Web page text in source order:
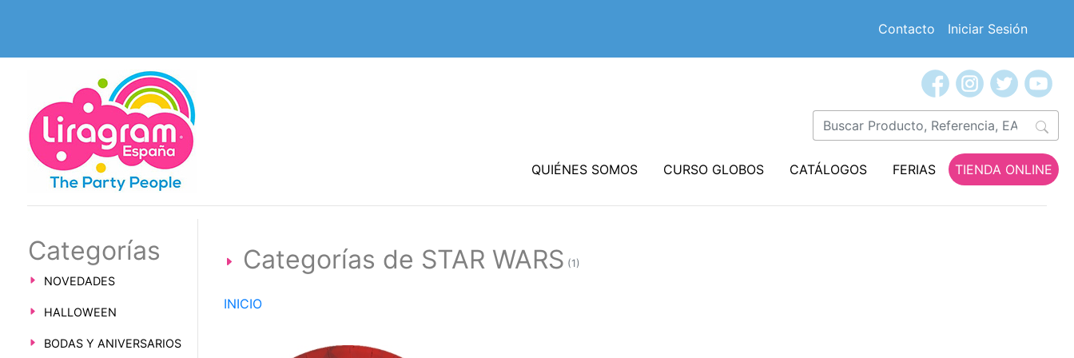
Contacto Iniciar Sesión
QUIÉNES SOMOS CURSO GLOBOS CATÁLOGOS FERIAS TIENDA ONLINE
Categorías
NOVEDADES
HALLOWEEN
BODAS Y ANIVERSARIOS
Categorías de STAR WARS (1)
INICIO